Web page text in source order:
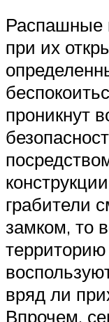
Распашные
при их
проникнут
грабители
замком, то
вряд ли
Впрочем,